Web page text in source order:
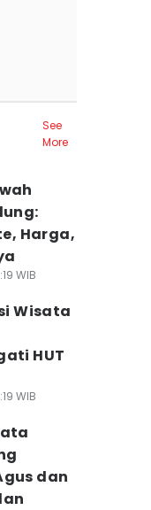
See
More
Harga,
WIB
Wisata
HUT
WIB
dan